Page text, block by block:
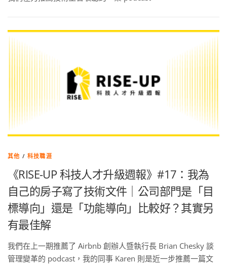
其他 /科技職涯
《RISE-UP 科技人才升級週報》#17：我為
自己的房子寫了技術文件｜公司部門是「目
標導向」還是「功能導向」比較好？其實另
有最佳解
我們在上一期推薦了 Airbnb 創辦人暨執行長 Brian Chesky 談
管理變革的 podcast，我的同事 Karen 則是近一步推薦一篇文